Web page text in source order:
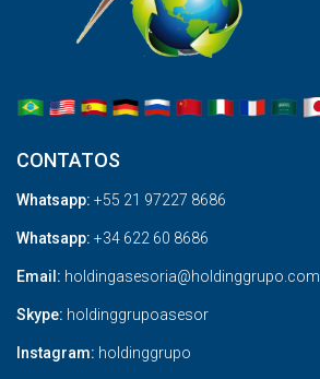
CONTATOS
Whatsapp: +55 21 97227 8686
Whatsapp: +34 622 60 8686
Email: holdingasesoria@holdinggrupo.com
Skype: holdinggrupoasesor
Instagram: holdinggrupo